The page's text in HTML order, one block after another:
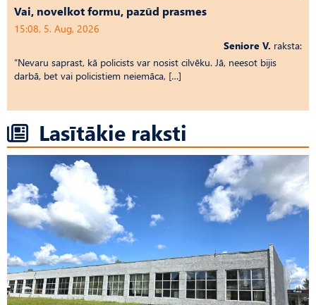
Vai, novelkot formu, pazūd prasmes
15:08, 5. Aug, 2026
Seniore V. raksta:
“Nevaru saprast, kā policists var nosist cilvēku. Jā, neesot bijis
darbā, bet vai policistiem neiemāca, […]
Lasītākie raksti